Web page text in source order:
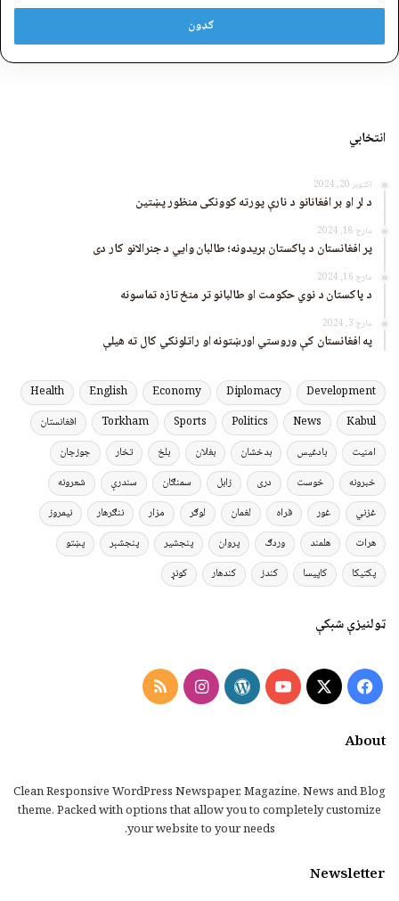
انتخابي
اکتوبر 20, 2024
د لر او بر افغانانو د نارې پورته کوونکی منظور پښتین
مارچ 18, 2024
پر افغانستان د پاکستان بریدونه؛ طالبان وايي د جنرالانو کار دی
مارچ 16, 2024
د پاکستان د نوي حکومت او طالبانو تر منځ تازه تماسونه
مارچ 3, 2024
په افغانستان کې وروستي اورښتونه او راتلونکي کال ته هیلې
Development
Diplomacy
Economy
English
Health
Kabul
News
Politics
Sports
Torkham
افغانستان
امنیت
بادغیس بدخشان بغلان بلخ تخار
جوزجان
خبرونه
خوست دری زابل سمنګان سندرې
شعرونه
غزني
غور فراه لغمان لوګر مزار ننګرهار
نیمروز
هرات
هلمند وردګ پروان پنجشیر پنجشېر
پښتو
پکتیکا
کاپیسا کندز کندهار کونړ
ټولنیزې شبکې
Facebook
X
YouTube
WordPress
Instagram
RSS
About
Clean Responsive WordPress Newspaper, Magazine, News and Blog
theme. Packed with options that allow you to completely customize
your website to your needs.
Newsletter